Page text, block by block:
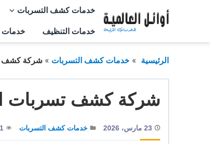
المحتوى
خدمات كشف التسربات
خدمات التنظيف خدمات
الرئيسية خدمات كشف التسربات شركة كشف
شركة كشف تسربات
23 مارس، 2026 خدمات كشف التسربات 21